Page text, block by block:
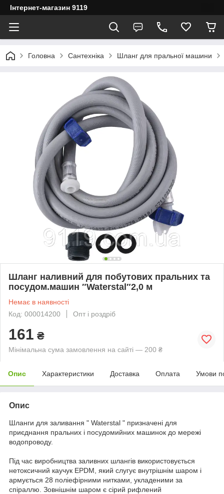
Інтернет-магазин 9119
Головна Сантехніка Шланг для пральної машини
Шланг наливний для побутових пральних та
посудом.машин ″Waterstal″2,0 м
Немає в наявності
Код: 000014200
Опт і роздріб
161 ₴
Мінімальна сума замовлення на сайті — 200 ₴
Опис Характеристики Доставка Оплата Умови
Опис
Шланги для заливання " Waterstal " призначені для
приєднання пральних і посудомийних машинок до мережі
водопроводу.
Під час виробництва заливних шлангів використовується
нетоксичний каучук EPDM, який слугує внутрішнім шаром і
армується 28 поліефірними нитками, укладеними за
спіраллю. Зовнішнім шаром є сірий рифлений